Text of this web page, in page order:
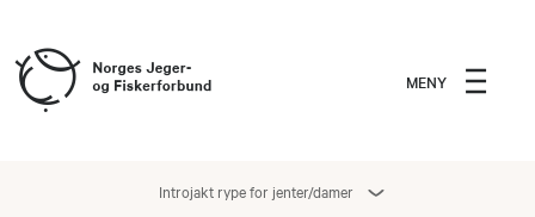
MENY
Introjakt rype for jenter/damer